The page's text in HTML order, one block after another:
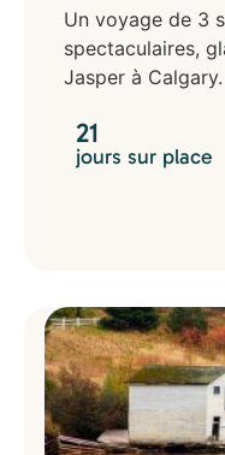
Un voyage de 3
spectaculaires,
Jasper à Calgary.
21
jours sur place